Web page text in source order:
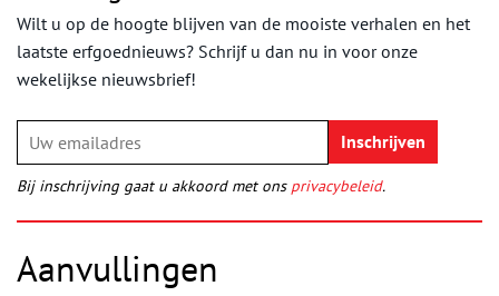
Wilt u op de hoogte blijven van de mooiste verhalen en het
laatste erfgoednieuws? Schrijf u dan nu in voor onze
wekelijkse nieuwsbrief!
Bij inschrijving gaat u akkoord met ons privacybeleid.
Aanvullingen